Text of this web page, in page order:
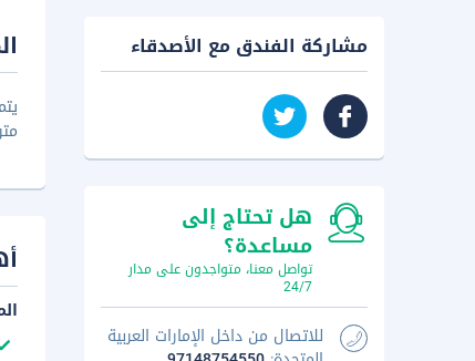
مشاركة الفندق مع الأصدقاء
هل تحتاج إلى
مساعدة؟
تواصل معنا، متواجدون على مدار
24/7
للاتصال من داخل الإمارات العربية